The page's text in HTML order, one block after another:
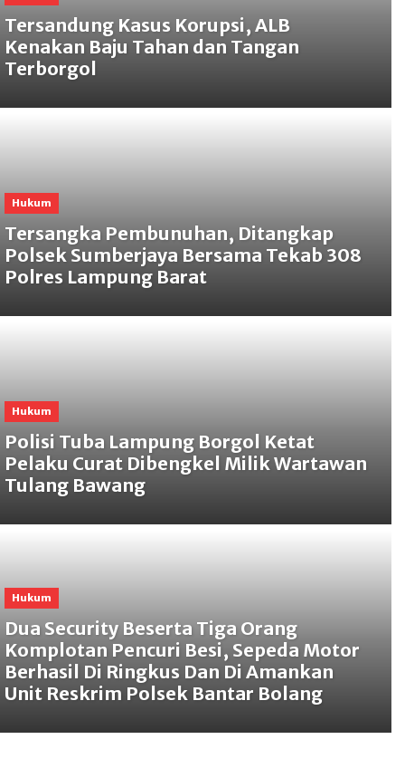
Tersandung Kasus Korupsi, ALB
Kenakan Baju Tahan dan Tangan
Terborgol
Hukum
Tersangka Pembunuhan, Ditangkap
Polsek Sumberjaya Bersama Tekab 308
Polres Lampung Barat
Hukum
Polisi Tuba Lampung Borgol Ketat
Pelaku Curat Dibengkel Milik Wartawan
Tulang Bawang
Hukum
Dua Security Beserta Tiga Orang
Komplotan Pencuri Besi, Sepeda Motor
Berhasil Di Ringkus Dan Di Amankan
Unit Reskrim Polsek Bantar Bolang